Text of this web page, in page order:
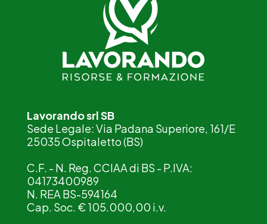
Lavorando srl SB
Sede Legale: Via Padana Superiore, 161/E
25035 Ospitaletto (BS)
C.F. - N. Reg. CCIAA di BS - P.IVA:
04173400989
N. REA BS-594164
Cap. Soc. € 105.000,00 i.v.